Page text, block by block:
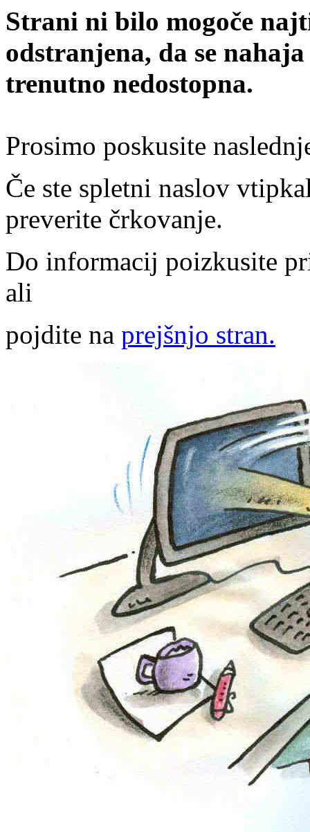
Strani ni bilo mogoče
odstranjena, da se
trenutno nedostopna.
Prosimo poskusite
Če ste spletni naslov
preverite črkovanje.
Do informacij poizkusite
ali
pojdite na prejšnjo stran.